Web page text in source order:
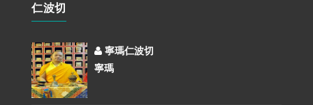
仁波切
寧瑪仁波切
寧瑪